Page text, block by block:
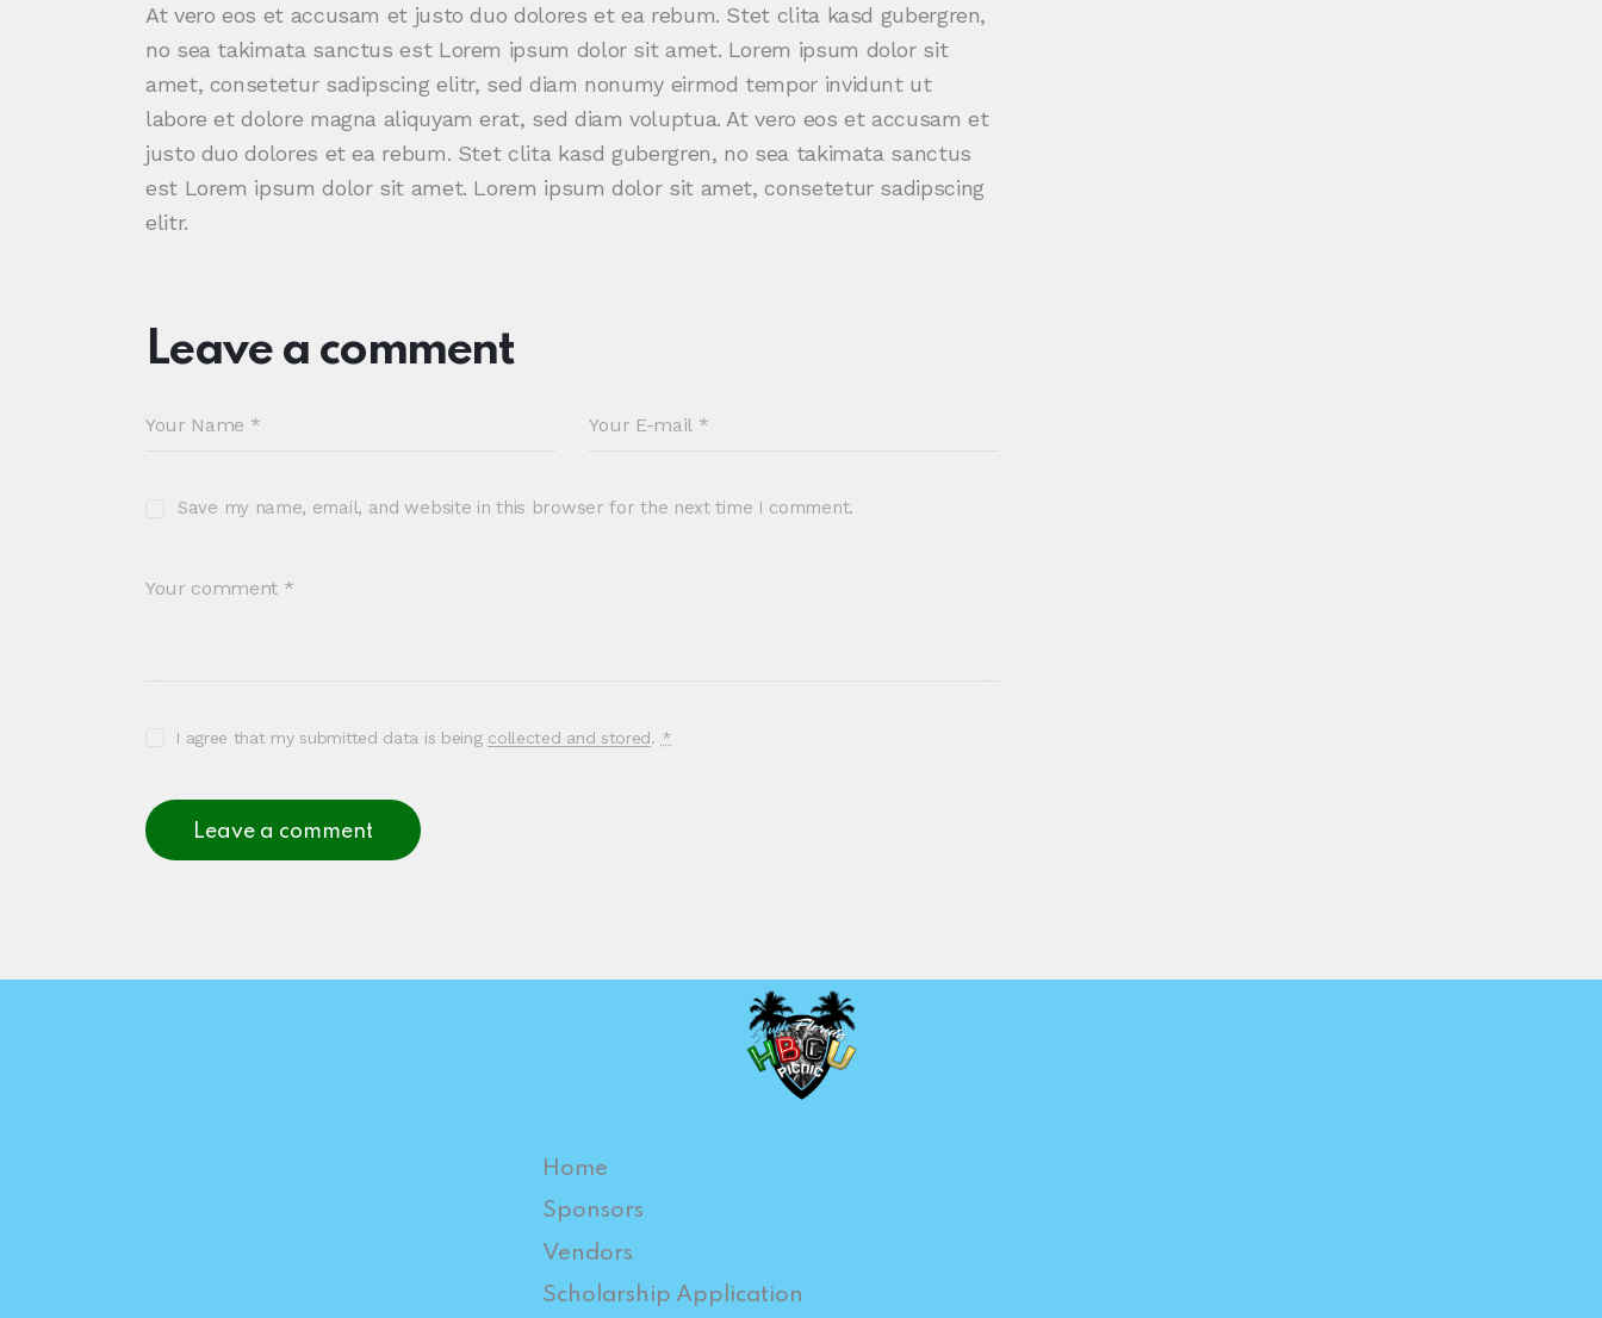
At vero eos et accusam et justo duo dolores et ea rebum. Stet clita kasd gubergren,
no sea takimata sanctus est Lorem ipsum dolor sit amet. Lorem ipsum dolor sit
amet, consetetur sadipscing elitr, sed diam nonumy eirmod tempor invidunt ut
labore et dolore magna aliquyam erat, sed diam voluptua. At vero eos et accusam et
justo duo dolores et ea rebum. Stet clita kasd gubergren, no sea takimata sanctus
est Lorem ipsum dolor sit amet. Lorem ipsum dolor sit amet, consetetur sadipscing
elitr.
Leave a comment
Save my name, email, and website in this browser for the next time I comment.
I agree that my submitted data is being collected and stored. *
Home
Sponsors
Vendors
Scholarship Application